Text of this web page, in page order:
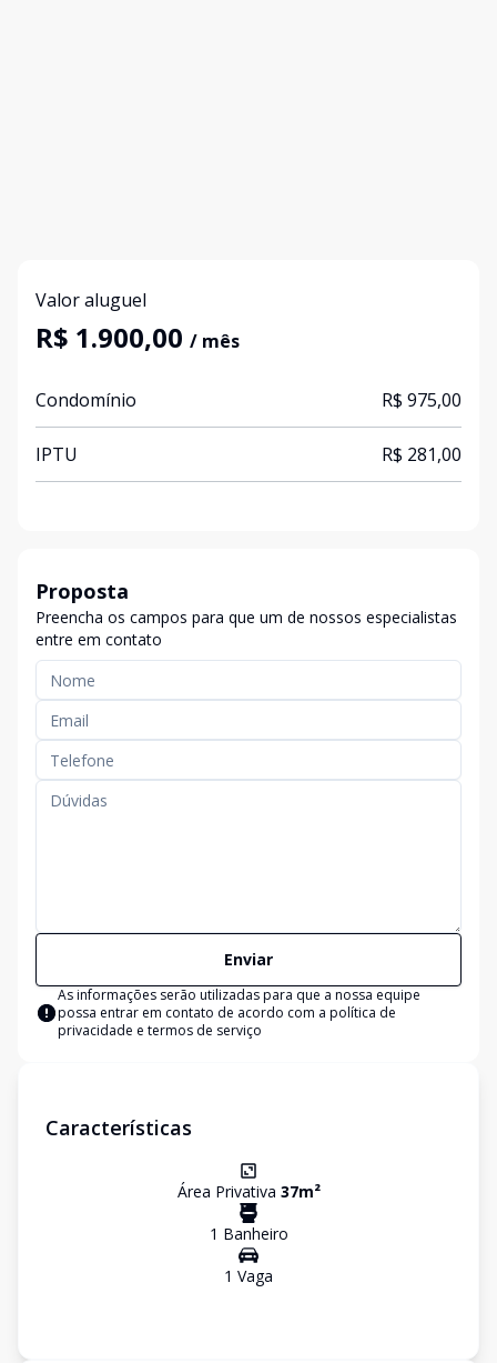
Valor aluguel
R$ 1.900,00 / mês
Condomínio R$ 975,00
IPTU R$ 281,00
Proposta
Preencha os campos para que um de nossos especialistas
entre em contato
Enviar
As informações serão utilizadas para que a nossa equipe
possa entrar em contato de acordo com a política de
privacidade e termos de serviço
Características
Área Privativa 37m²
1 Banheiro
1 Vaga